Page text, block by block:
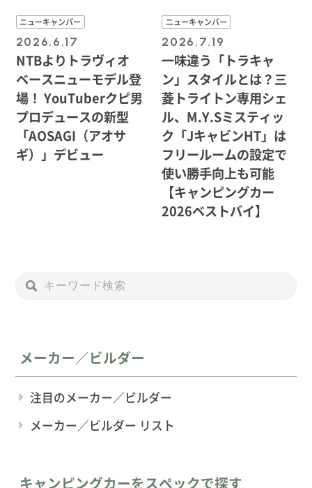
ニューキャンパー
2026.6.17
NTBよりトラヴィオ
ベースニューモデル登
場！ YouTuberクピ男
プロデュースの新型
「AOSAGI（アオサ
ギ）」デビュー
ニューキャンパー
2026.7.19
一味違う「トラキャ
ン」スタイルとは？三
菱トライトン専用シェ
ル、M.Y.Sミスティッ
ク「JキャビンHT」は
フリールームの設定で
使い勝手向上も可能
【キャンピングカー
2026ベストバイ】
メーカー／ビルダー
注目のメーカー／ビルダー
メーカー／ビルダー リスト
キャンピングカーをスペックで探す